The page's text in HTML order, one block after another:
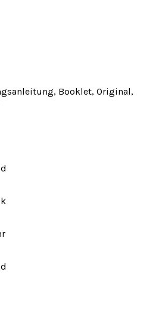
Booklet, Original,